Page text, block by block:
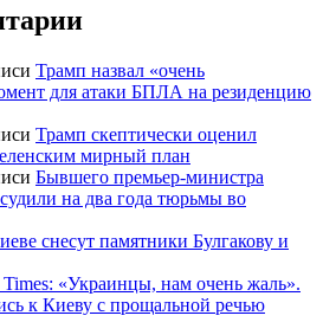
Трамп назвал «очень
для атаки БПЛА на резиденцию
Трамп скептически оценил
мирный план
Бывшего премьер-министра
на два года тюрьмы во
снесут памятники Булгакову и
«Украинцы, нам очень жаль».
к Киеву с прощальной речью